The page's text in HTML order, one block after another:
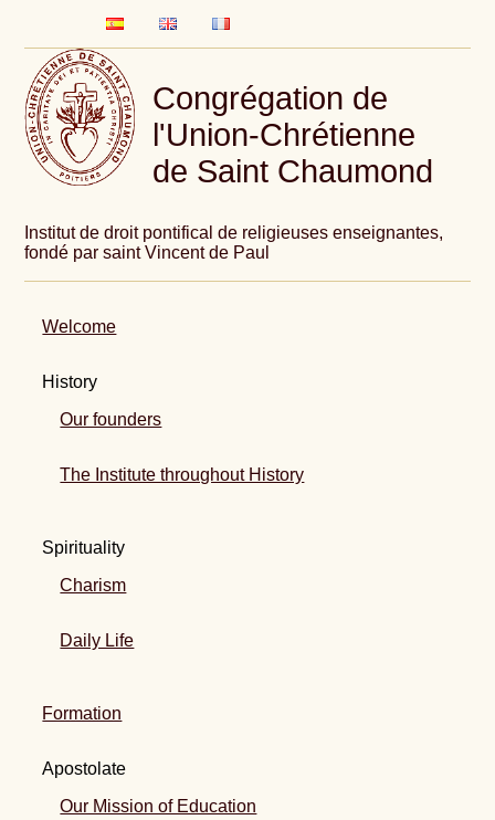
Congrégation de
l'Union-Chrétienne
de Saint Chaumond
Institut de droit pontifical de religieuses enseignantes,
fondé par saint Vincent de Paul
Welcome
History
Our founders
The Institute throughout History
Spirituality
Charism
Daily Life
Formation
Apostolate
Our Mission of Education